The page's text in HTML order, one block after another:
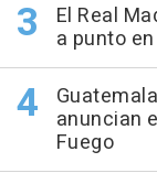
El Real
a punto
anuncian
Fuego